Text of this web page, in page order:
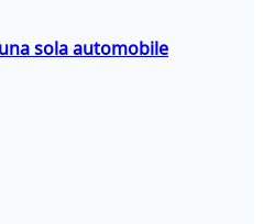
sola automobile